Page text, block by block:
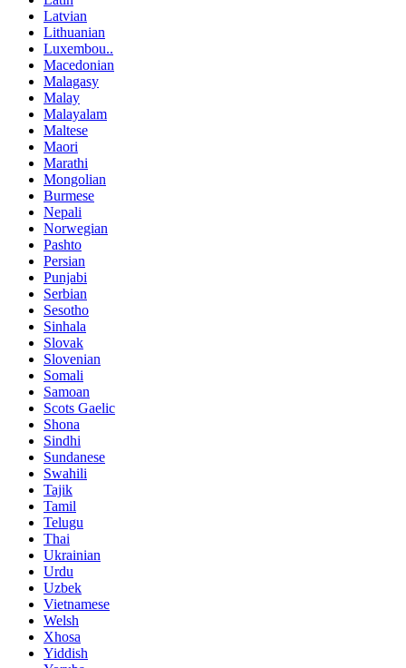
Latvian
Lithuanian
Luxembou..
Macedonian
Malagasy
Malay
Malayalam
Maltese
Maori
Marathi
Mongolian
Burmese
Nepali
Norwegian
Pashto
Persian
Punjabi
Serbian
Sesotho
Sinhala
Slovak
Slovenian
Somali
Samoan
Scots Gaelic
Shona
Sindhi
Sundanese
Swahili
Tajik
Tamil
Telugu
Thai
Ukrainian
Urdu
Uzbek
Vietnamese
Welsh
Xhosa
Yiddish